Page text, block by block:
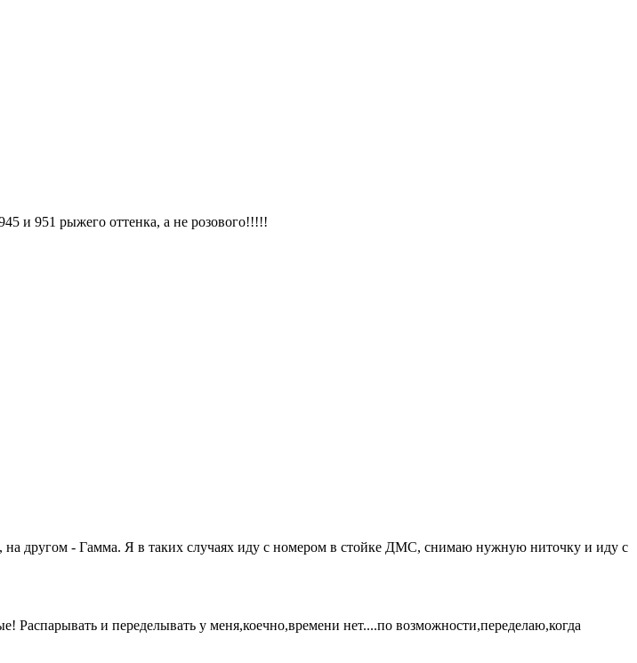
и 951 рыжего оттенка, а не розового!!!!!
на другом - Гамма. Я в таких случаях иду с номером в стойке ДМС, снимаю нужную ниточку и иду с
и переделывать у меня,коечно,времени нет....по возможности,переделаю,когда